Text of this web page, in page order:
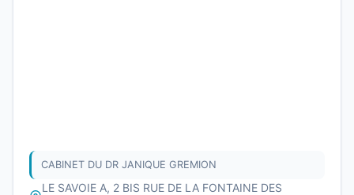
CABINET DU DR JANIQUE GREMION
LE SAVOIE A, 2 BIS RUE DE LA FONTAINE DES